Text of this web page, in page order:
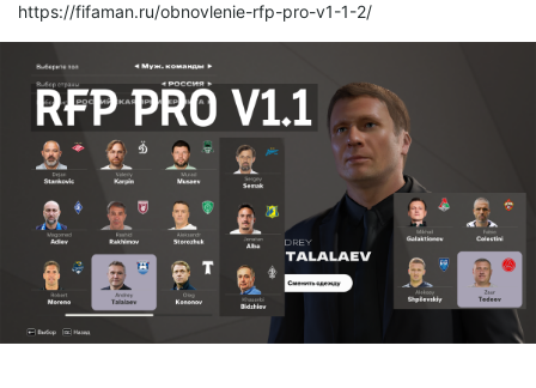
https://fifaman.ru/obnovlenie-rfp-pro-v1-1-2/